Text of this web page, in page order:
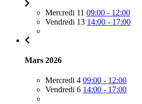
Mercredi 11 09:00 - 12:00
Vendredi 13 14:00 - 17:00
Mars 2026
Mercredi 4 09:00 - 12:00
Vendredi 6 14:00 - 17:00